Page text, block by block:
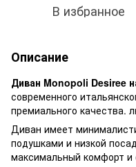
В избранное
Описание
Диван Monopoli Desiree
современного
премиального качества.
Диван имеет
подушками и низкой
максимальный комфорт и